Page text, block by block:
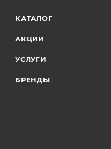
КАТАЛОГ
АКЦИИ
УСЛУГИ
БРЕНДЫ